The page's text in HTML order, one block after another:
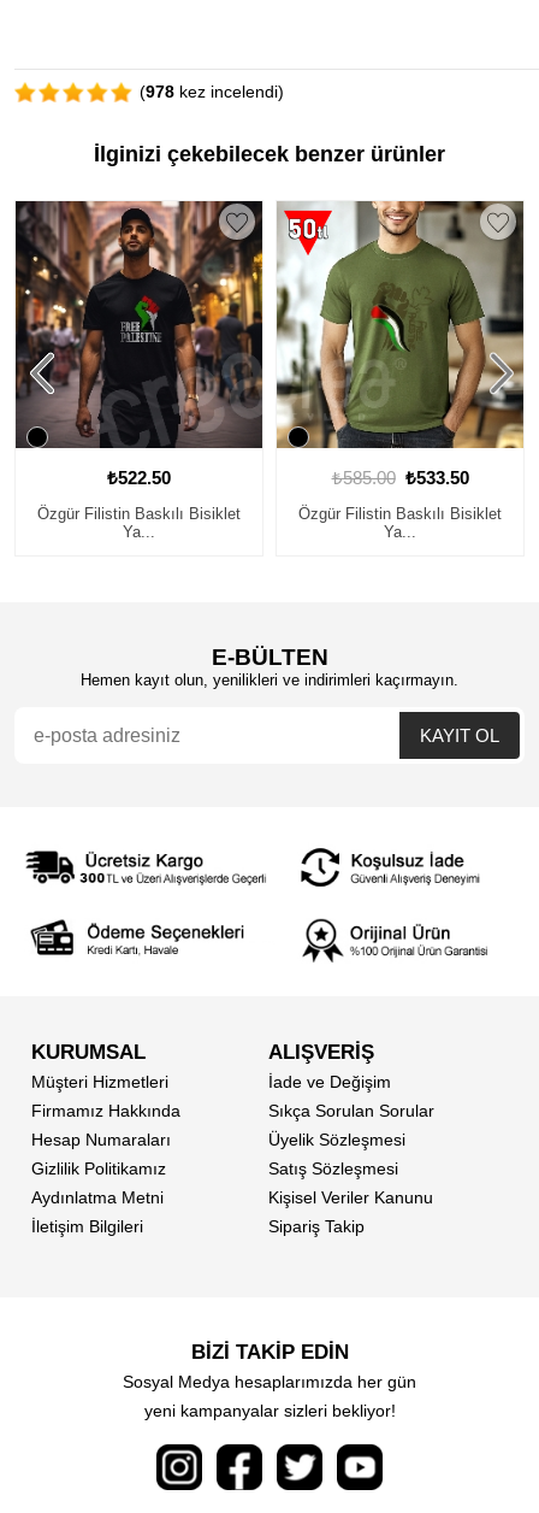
(978 kez incelendi)
İlginizi çekebilecek benzer ürünler
₺522.50
Özgür Filistin Baskılı Bisiklet
Ya...
₺585.00 ₺533.50
Özgür Filistin Baskılı Bisiklet
Ya...
E-BÜLTEN
Hemen kayıt olun, yenilikleri ve indirimleri kaçırmayın.
KURUMSAL
Müşteri Hizmetleri
Firmamız Hakkında
Hesap Numaraları
Gizlilik Politikamız
Aydınlatma Metni
İletişim Bilgileri
ALIŞVERİŞ
İade ve Değişim
Sıkça Sorulan Sorular
Üyelik Sözleşmesi
Satış Sözleşmesi
Kişisel Veriler Kanunu
Sipariş Takip
BİZİ TAKİP EDİN
Sosyal Medya hesaplarımızda her gün
yeni kampanyalar sizleri bekliyor!